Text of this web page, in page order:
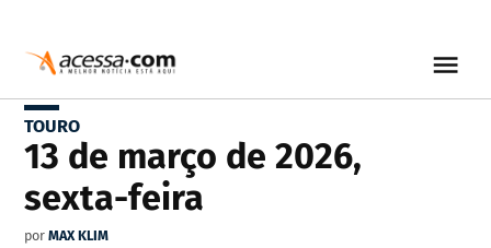
TOURO
13 de março de 2026,
sexta-feira
por MAX KLIM